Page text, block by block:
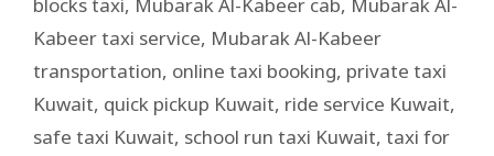
Kabeer taxi service, Mubarak Al-Kabeer
transportation, online taxi booking, private taxi
Kuwait, quick pickup Kuwait, ride service Kuwait,
safe taxi Kuwait, school run taxi Kuwait, taxi for